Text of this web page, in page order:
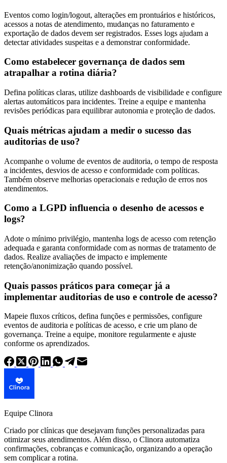
Eventos como login/logout, alterações em prontuários e históricos,
acessos a notas de atendimento, mudanças no faturamento e
exportação de dados devem ser registrados. Esses logs ajudam a
detectar atividades suspeitas e a demonstrar conformidade.
Como estabelecer governança de dados sem
atrapalhar a rotina diária?
Defina políticas claras, utilize dashboards de visibilidade e configure
alertas automáticos para incidentes. Treine a equipe e mantenha
revisões periódicas para equilibrar autonomia e proteção de dados.
Quais métricas ajudam a medir o sucesso das
auditorias de uso?
Acompanhe o volume de eventos de auditoria, o tempo de resposta
a incidentes, desvios de acesso e conformidade com políticas.
Também observe melhorias operacionais e redução de erros nos
atendimentos.
Como a LGPD influencia o desenho de acessos e
logs?
Adote o mínimo privilégio, mantenha logs de acesso com retenção
adequada e garanta conformidade com as normas de tratamento de
dados. Realize avaliações de impacto e implemente
retenção/anonimização quando possível.
Quais passos práticos para começar já a
implementar auditorias de uso e controle de acesso?
Mapeie fluxos críticos, defina funções e permissões, configure
eventos de auditoria e políticas de acesso, e crie um plano de
governança. Treine a equipe, monitore regularmente e ajuste
conforme os aprendizados.
Equipe Clinora
Criado por clínicas que desejavam funções personalizadas para
otimizar seus atendimentos. Além disso, o Clinora automatiza
confirmações, cobranças e comunicação, organizando a operação
sem complicar a rotina.